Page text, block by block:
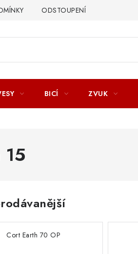
ODSTOUPENÍ OD SMLOUVY
BICÍ ZVUK
Cort Earth 70 OP